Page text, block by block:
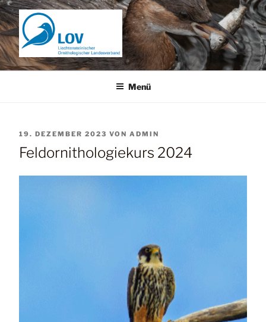
Zum
Inhalt
springen
Menü
VERÖFFENTLICHT
AM
19. DEZEMBER 2023 VON ADMIN
Feldornithologiekurs 2024